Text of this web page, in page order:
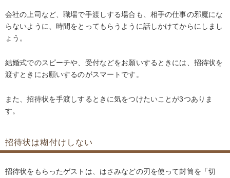
会社の上司など、職場で手渡しする場合も、相手の仕事の邪魔にな
らないように、時間をとってもらうように話しかけてからにしまし
ょう。
結婚式でのスピーチや、受付などをお願いするときには、招待状を
渡すときにお願いするのがスマートです。
また、招待状を手渡しするときに気をつけたいことが3つありま
す。
招待状は糊付けしない
招待状をもらったゲストは、はさみなどの刃を使って封筒を「切